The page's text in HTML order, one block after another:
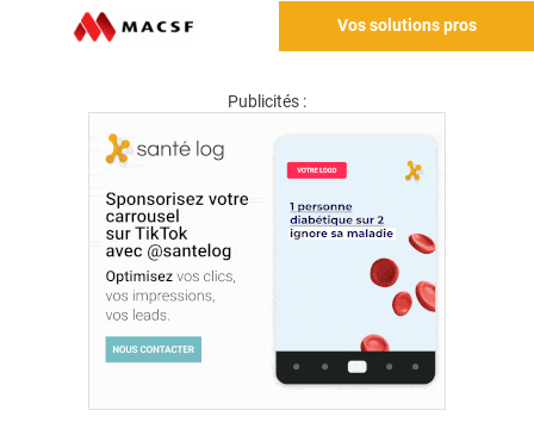
Vos solutions pros
Publicités :